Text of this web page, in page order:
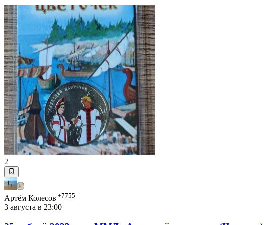
2
Артём Колесов +7755
3 августа в 23:00